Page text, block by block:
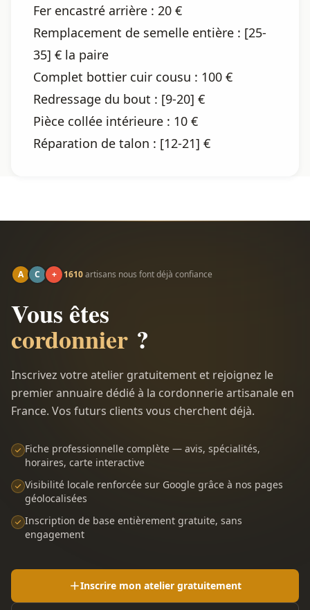
Fer encastré arrière : 20 €
Remplacement de semelle entière : [25-
35] € la paire
Complet bottier cuir cousu : 100 €
Redressage du bout : [9-20] €
Pièce collée intérieure : 10 €
Réparation de talon : [12-21] €
A C + 1610artisans nous font déjà confiance
Vous êtes
cordonnier ?
Inscrivez votre atelier gratuitement et rejoignez le
premier annuaire dédié à la cordonnerie artisanale en
France. Vos futurs clients vous cherchent déjà.
Fiche professionnelle complète — avis, spécialités,
horaires, carte interactive
Visibilité locale renforcée sur Google grâce à nos pages
géolocalisées
Inscription de base entièrement gratuite, sans
engagement
Inscrire mon atelier gratuitement